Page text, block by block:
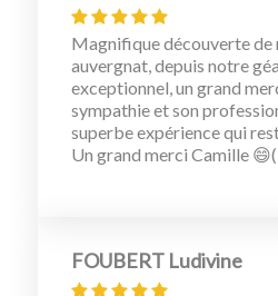
Magnifique découverte de
auvergnat, depuis notre
exceptionnel, un grand
sympathie et son
superbe expérience qui
Un grand merci Camille
FOUBERT Ludivine